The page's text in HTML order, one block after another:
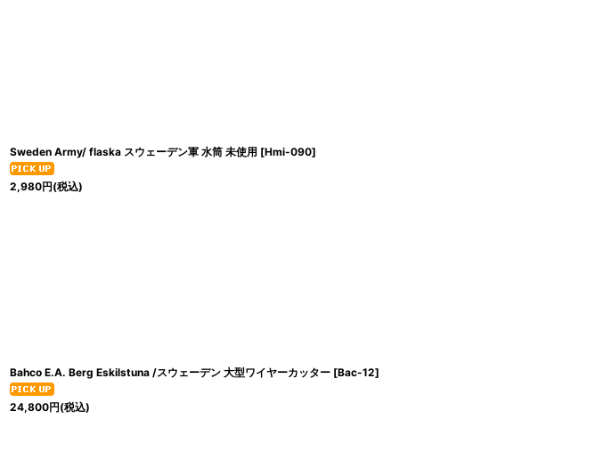
Sweden Army/ flaska スウェーデン軍 水筒 未使用 [Hmi-090]
2,980円(税込)
Bahco E.A. Berg Eskilstuna /スウェーデン 大型ワイヤーカッター [Bac-12]
24,800円(税込)